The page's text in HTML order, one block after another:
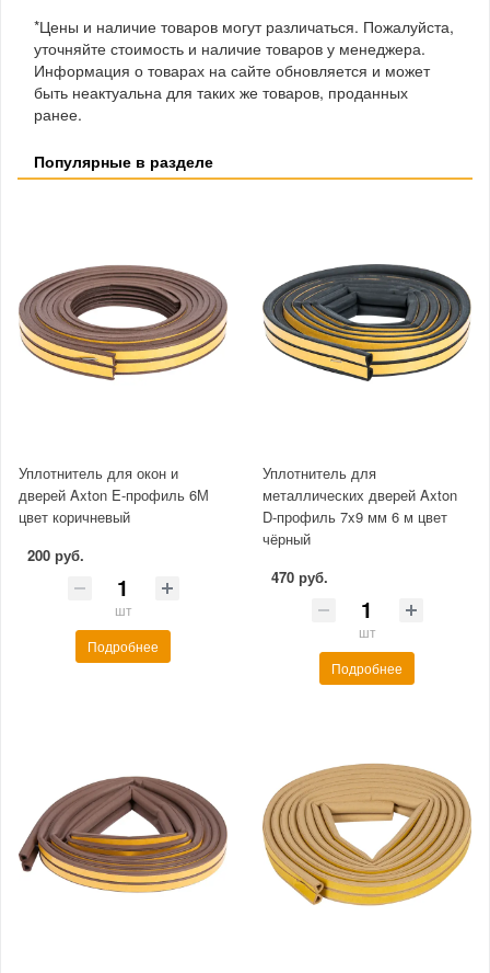
*Цены и наличие товаров могут различаться. Пожалуйста,
уточняйте стоимость и наличие товаров у менеджера.
Информация о товарах на сайте обновляется и может
быть неактуальна для таких же товаров, проданных
ранее.
Популярные в разделе
Уплотнитель для окон и
дверей Axton E-профиль 6М
цвет коричневый
200 руб.
шт
Подробнее
Уплотнитель для
металлических дверей Axton
D-профиль 7x9 мм 6 м цвет
чёрный
470 руб.
шт
Подробнее